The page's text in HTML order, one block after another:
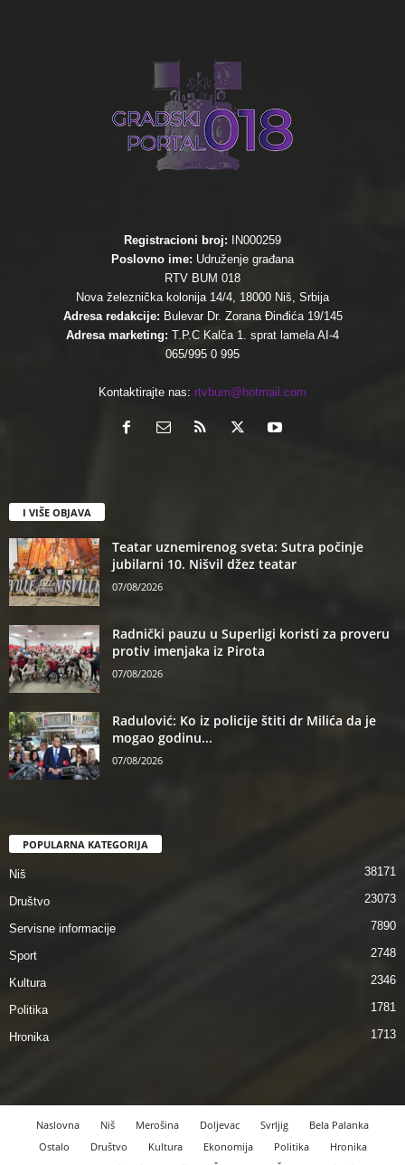
Registracioni broj:
IN000259
Poslovno ime: Udruženje građana
RTV BUM 018
Nova železnička kolonija 14/4, 18000 Niš, Srbija
Adresa redakcije: Bulevar Dr. Zorana Đinđića 19/145
Adresa marketing: T.P.C Kalča 1. sprat lamela AI-4
065/995 0 995
Kontaktirajte nas: rtvbum@hotmail.com
I VIŠE OBJAVA
Teatar uznemirenog sveta: Sutra počinje
jubilarni 10. Nišvil džez teatar
07/08/2026
Radnički pauzu u Superligi koristi za proveru
protiv imenjaka iz Pirota
07/08/2026
Radulović: Ko iz policije štiti dr Milića da je
mogao godinu...
07/08/2026
POPULARNA KATEGORIJA
Niš 38171
Društvo 23073
Servisne informacije 7890
Sport 2748
Kultura 2346
Politika 1781
Hronika 1713
Naslovna Niš Merošina Doljevac Svrljig
Bela Palanka
Ostalo
Društvo Kultura Ekonomija Politika
Hronika